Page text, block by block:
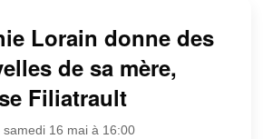
Lorain donne des
de sa mère,
Filiatrault
samedi 16 mai à 16:00